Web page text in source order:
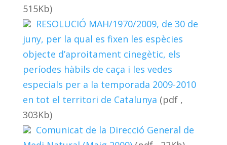
515Kb)
RESOLUCIÓ MAH/1970/2009, de 30 de
juny, per la qual es fixen les espècies
objecte d’aproitament cinegètic, els
períodes hàbils de caça i les vedes
especials per a la temporada 2009-2010
en tot el territori de Catalunya (pdf ,
303Kb)
Comunicat de la Direcció General de